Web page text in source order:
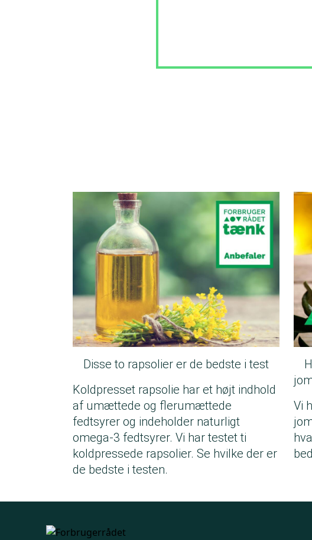
Disse to rapsolier er de bedste i test
Koldpresset rapsolie har et højt indhold
af umættede og flerumættede
fedtsyrer og indeholder naturligt
omega-3 fedtsyrer. Vi har testet ti
koldpressede rapsolier. Se hvilke der er
de bedste i testen.
Vi